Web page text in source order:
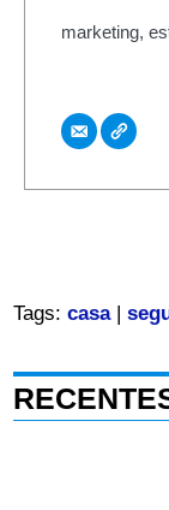
marketing,
Tags: casa|